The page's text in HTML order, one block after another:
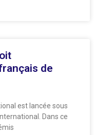
de
est lancée sous
Dans ce